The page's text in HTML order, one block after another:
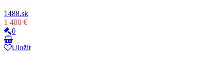
1488.sk
1 488 €
0
Uložit